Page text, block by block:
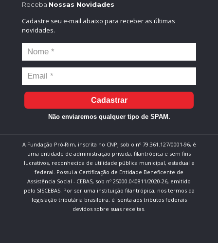
Receba Nossas Novidades
Cadastre seu e-mail abaixo para receber as últimas
novidades.
Cadastrar
Não enviaremos qualquer tipo de SPAM.
A Fundação Pró-Rim, inscrita no CNPJ sob o nº 79.361.127/0001-96, é
uma entidade de administração privada, filantrópica e sem fins
lucrativos, reconhecida de utilidade pública municipal, estadual e
federal. Possui a Certificação de Entidade Beneficente de
Assistência Social - CEBAS, sob nº 25000.040811/2020-26, emitido
pelo SISCEBAS. Por ser uma instituição filantrópica, nos termos da
legislação tributária brasileira, é isenta aos tributos federais
devidos sobre suas receitas.